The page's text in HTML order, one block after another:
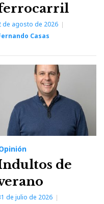
de agosto de 2026
Casas
de
de julio de 2026